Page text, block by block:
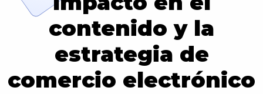
contenido y la
estrategia de
comercio electrónico